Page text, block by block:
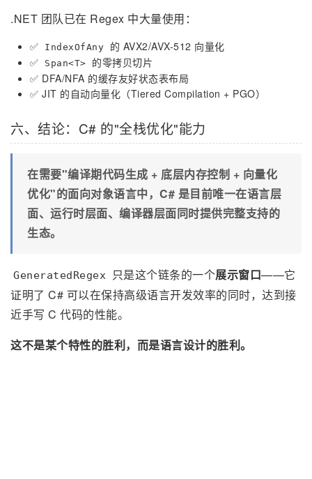
.NET 团队已在 Regex 中大量使用：
✅ IndexOfAny
的 AVX2/AVX-512 向量化
✅
Span<T>
的零拷贝切片
✅ DFA/NFA 的缓存友好状态表布局
✅ JIT 的自动向量化（Tiered Compilation + PGO）
六、结论：C# 的"全栈优化"能力
在需要"编译期代码生成 + 底层内存控制 + 向量化
优化"的面向对象语言中，C# 是目前唯一在语言层
面、运行时层面、编译器层面同时提供完整支持的
生态。
GeneratedRegex 只是这个链条的一个展示窗口——它
证明了 C# 可以在保持高级语言开发效率的同时，达到接
近手写 C 代码的性能。
这不是某个特性的胜利，而是语言设计的胜利。